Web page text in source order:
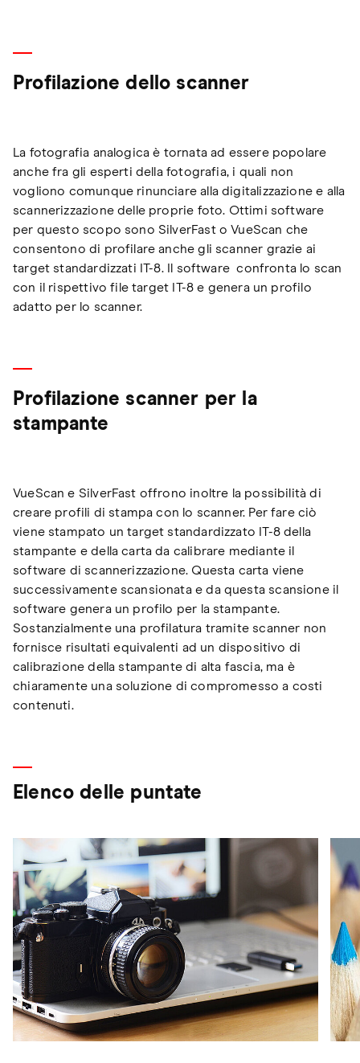
Profilazione dello scanner
La fotografia analogica è tornata ad essere popolare
anche fra gli esperti della fotografia, i quali non
vogliono comunque rinunciare alla digitalizzazione e alla
scannerizzazione delle proprie foto. Ottimi software
per questo scopo sono SilverFast o VueScan che
consentono di profilare anche gli scanner grazie ai
target standardizzati IT-8. Il software confronta lo scan
con il rispettivo file target IT-8 e genera un profilo
adatto per lo scanner.
Profilazione scanner per la
stampante
VueScan e SilverFast offrono inoltre la possibilità di
creare profili di stampa con lo scanner. Per fare ciò
viene stampato un target standardizzato IT-8 della
stampante e della carta da calibrare mediante il
software di scannerizzazione. Questa carta viene
successivamente scansionata e da questa scansione il
software genera un profilo per la stampante.
Sostanzialmente una profilatura tramite scanner non
fornisce risultati equivalenti ad un dispositivo di
calibrazione della stampante di alta fascia, ma è
chiaramente una soluzione di compromesso a costi
contenuti.
Elenco delle puntate